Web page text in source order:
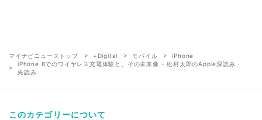
マイナビニューストップ +Digital モバイル
iPhone
iPhone 8でのワイヤレス充電体験と、その未来像 - 松村太郎のApple深読み・
先読み
このカテゴリーについて